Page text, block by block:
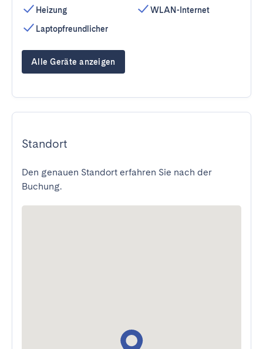
Heizung
Laptopfreundlicher
WLAN-Internet
Alle Geräte anzeigen
Standort
Den genauen Standort erfahren Sie nach der
Buchung.